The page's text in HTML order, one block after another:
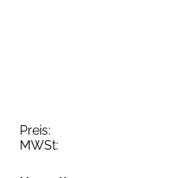
Preis:
MWSt: